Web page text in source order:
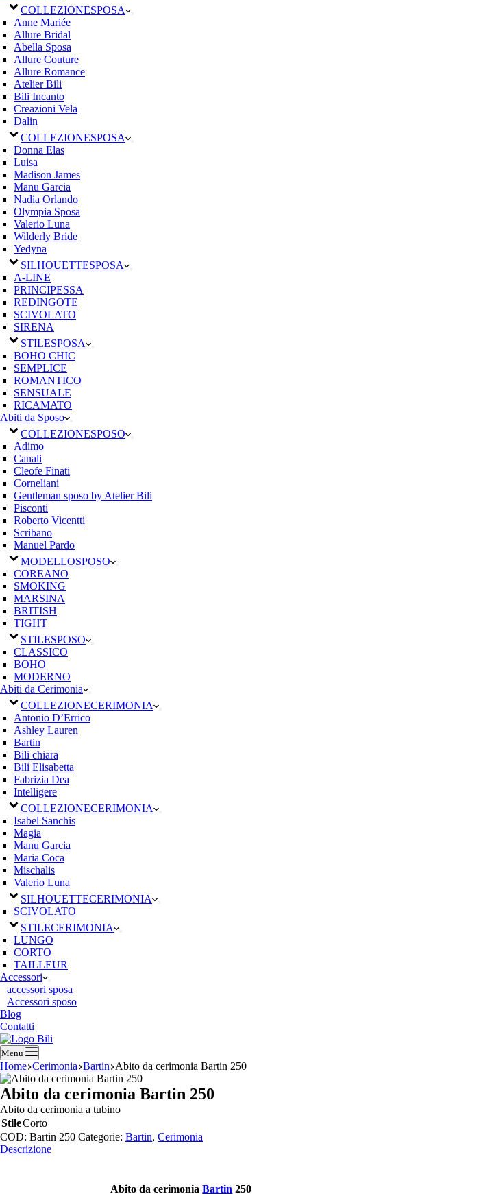
COLLEZIONESPOSA
Anne Mariée
Allure Bridal
Abella Sposa
Allure Couture
Allure Romance
Atelier Bili
Bili Incanto
Creazioni Vela
Dalin
COLLEZIONESPOSA
Donna Elas
Luisa
Madison James
Manu Garcia
Nadia Orlando
Olympia Sposa
Valerio Luna
Wilderly Bride
Yedyna
SILHOUETTESPOSA
A-LINE
PRINCIPESSA
REDINGOTE
SCIVOLATO
SIRENA
STILESPOSA
BOHO CHIC
SEMPLICE
ROMANTICO
SENSUALE
RICAMATO
Abiti da Sposo
COLLEZIONESPOSO
Adimo
Canali
Cleofe Finati
Corneliani
Gentleman sposo by Atelier Bili
Pisconti
Roberto Vicentti
Scribano
Manuel Pardo
MODELLOSPOSO
COREANO
SMOKING
MARSINA
BRITISH
TIGHT
STILESPOSO
CLASSICO
BOHO
MODERNO
Abiti da Cerimonia
COLLEZIONECERIMONIA
Antonio D’Errico
Ashley Lauren
Bartin
Bili chiara
Bili Elisabetta
Fabrizia Dea
Intelligere
COLLEZIONECERIMONIA
Isabel Sanchis
Magia
Manu Garcia
Maria Coca
Mischalis
Valerio Luna
SILHOUETTECERIMONIA
SCIVOLATO
STILECERIMONIA
LUNGO
CORTO
TAILLEUR
Accessori
accessori sposa
Accessori sposo
Blog
Contatti
Menu
Home Cerimonia Bartin Abito da cerimonia Bartin 250
Abito da cerimonia Bartin 250
Abito da cerimonia a tubino
StileCorto
COD: Bartin 250 Categorie: Bartin, Cerimonia
Descrizione
Abito da cerimoniaBartin 250